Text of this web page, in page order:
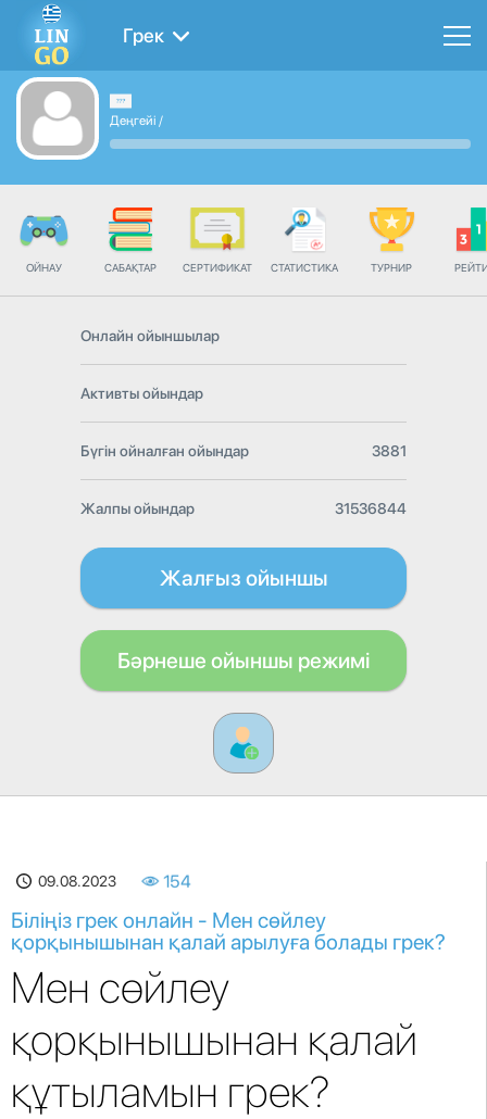
Грек
Деңгейі /
ОЙНАУ САБАҚТАР СЕРТИФИКАТ СТАТИСТИКА ТУРНИР
Онлайн ойыншылар
Активты ойындар
Бүгін ойналған ойындар 3881
Жалпы ойындар 31536844
Жалғыз ойыншы
Бәрнеше ойыншы режимі
09.08.2023 154
Біліңіз грек онлайн - Мен сөйлеу
қорқынышынан қалай арылуға болады грек?
Мен сөйлеу
қорқынышынан қалай
құтыламын грек?